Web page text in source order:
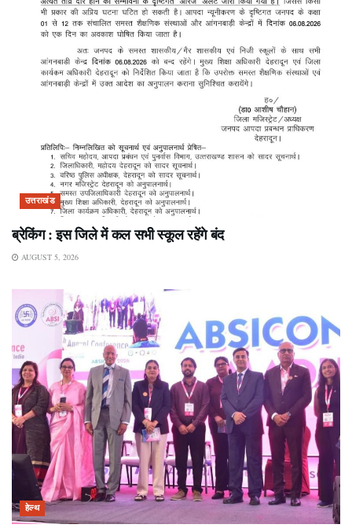
उत्तराखंड
ब्रेकिंग : इस जिले में कल सभी स्कूल रहेंगे बंद
AUGUST 5, 2026
हेल्थ